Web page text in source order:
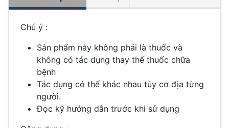
Chú ý :
Sản phẩm này không phải là thuốc và
không có tác dụng thay thế thuốc chữa
bệnh
Tác dụng có thể khác nhau tùy cơ địa từng
người.
Đọc kỹ hướng dẫn trước khi sử dụng